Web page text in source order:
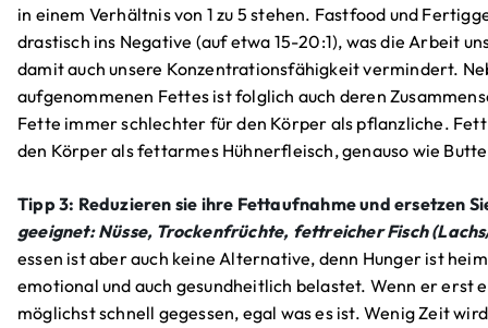
in einem Verhältnis von 1 zu 5 stehen. Fastfood und
drastisch ins Negative (auf etwa 15-20:1), was die Arbeit
damit auch unsere Konzentrationsfähigkeit vermindert.
aufgenommenen Fettes ist folglich auch deren
Fette immer schlechter für den Körper als pflanzliche.
den Körper als fettarmes Hühnerfleisch, genauso wie
Tipp 3: Reduzieren sie ihre Fettaufnahme und ersetzen
geeignet: Nüsse, Trockenfrüchte, fettreicher Fisch
essen ist aber auch keine Alternative, denn Hunger ist
emotional und auch gesundheitlich belastet. Wenn er erst
möglichst schnell gegessen, egal was es ist. Wenig Zeit